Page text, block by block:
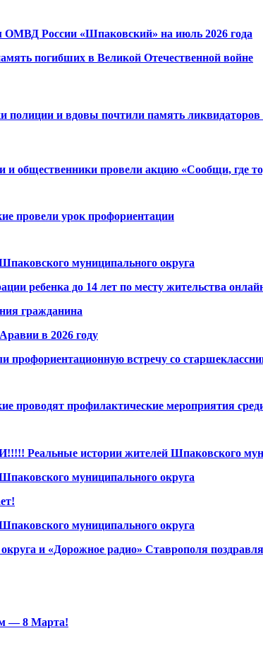
России «Шпаковский» на июль 2026 года
погибших в Великой Отечественной войне
полиции и вдовы почтили память
и общественники провели акцию «Сообщи, где
провели урок профориентации
муниципального округа
ребенка до 14 лет по месту жительства
гражданина
в 2026 году
профориентационную встречу со
проводят профилактические мероприятия
истории жителей Шпаковского
муниципального округа
муниципального округа
и «Дорожное радио» Ставрополя
— 8 Марта!